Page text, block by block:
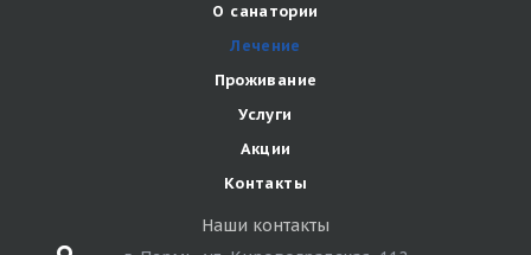
О санатории
Лечение
Проживание
Услуги
Акции
Контакты
Наши контакты